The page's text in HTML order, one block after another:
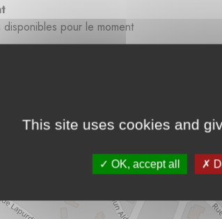
pour le moment
Bastaing / Poutre-poteau / Bois équarris /
disponibles pour le moment
Fournisseurs de bois de chauffage -
This site uses cookies and
OK, accept all